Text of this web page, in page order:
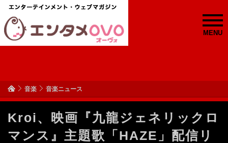
MENU
音楽 音楽ニュース
Kroi、映画『九龍ジェネリックロ
マンス』主題歌「HAZE」配信リ